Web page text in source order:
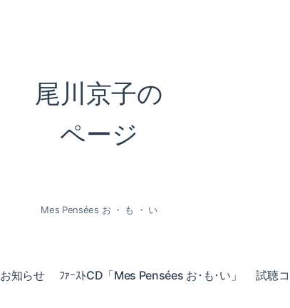
尾川京子の
ページ
Mes Pensées お ・ も ・ い
お知らせ ﾌｧｰｽﾄCD「Mes Pensées お･も･い」 試聴